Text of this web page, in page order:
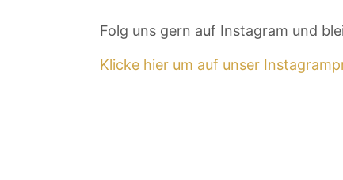
Folg uns gern auf Instagram und
Klicke hier um auf unser